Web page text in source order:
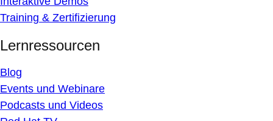
Training & Zertifizierung
Lernressourcen
Blog
Events und Webinare
Podcasts und Videos